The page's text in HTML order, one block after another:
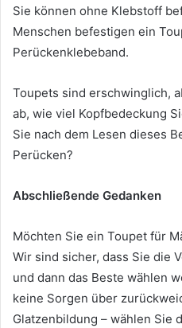
Sie können ohne Klebstoff
Menschen befestigen ein
Perückenklebeband.
Toupets sind erschwinglich,
ab, wie viel Kopfbedeckung
Sie nach dem Lesen dieses
Perücken?
Abschließende Gedanken
Möchten Sie ein Toupet für
Wir sind sicher, dass Sie die
und dann das Beste wählen
keine Sorgen über
Glatzenbildung – wählen Sie